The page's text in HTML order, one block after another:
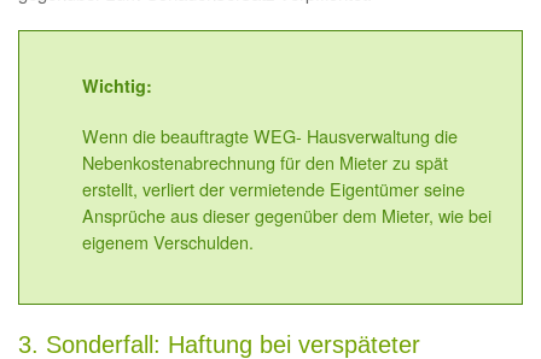
Wichtig:
Wenn die beauftragte WEG- Hausverwaltung die
Nebenkostenabrechnung für den Mieter zu spät
erstellt, verliert der vermietende Eigentümer seine
Ansprüche aus dieser gegenüber dem Mieter, wie bei
eigenem Verschulden.
3. Sonderfall: Haftung bei verspäteter